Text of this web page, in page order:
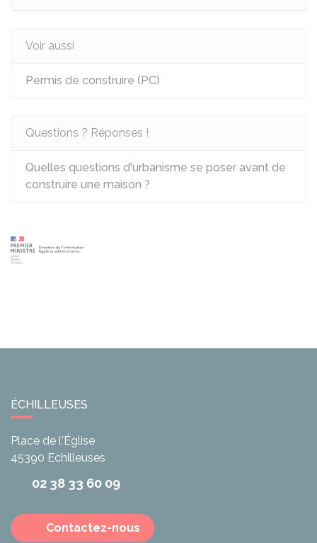
Voir aussi
Permis de construire (PC)
Questions ? Réponses !
Quelles questions d'urbanisme se poser avant de
construire une maison ?
ÉCHILLEUSES
Place de l'Église
45390 Echilleuses
02 38 33 60 09
Contactez-nous